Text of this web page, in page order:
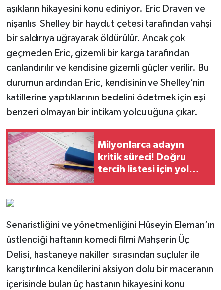
aşıkların hikayesini konu ediniyor. Eric Draven ve
nişanlısı Shelley bir haydut çetesi tarafından vahşi
bir saldırıya uğrayarak öldürülür. Ancak çok
geçmeden Eric, gizemli bir karga tarafından
canlandırılır ve kendisine gizemli güçler verilir. Bu
durumun ardından Eric, kendisinin ve Shelley’nin
katillerine yaptıklarının bedelini ödetmek için eşi
benzeri olmayan bir intikam yolculuğuna çıkar.
Milyonlarca adayın
kritik süreci! Doğru
tercih listesi için yol
Senaristliğini ve yönetmenliğini Hüseyin Eleman’ın
üstlendiği haftanın komedi filmi Mahşerin Üç
Delisi, hastaneye nakilleri sırasından suçlular ile
karıştırılınca kendilerini aksiyon dolu bir maceranın
içerisinde bulan üç hastanın hikayesini konu